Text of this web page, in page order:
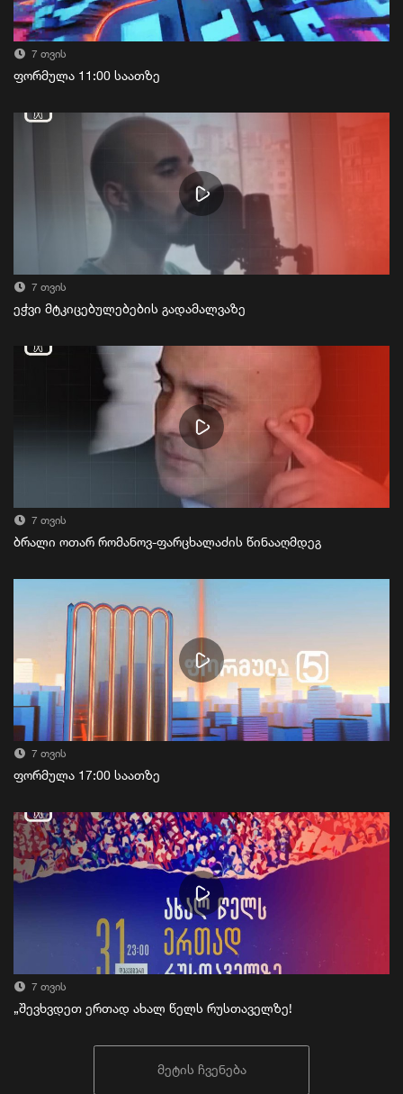
7 თვის
ფორმულა 11:00 საათზე
7 თვის
ეჭვი მტკიცებულებების გადამალვაზე
7 თვის
ბრალი ოთარ რომანოვ-ფარცხალაძის წინააღმდეგ
7 თვის
ფორმულა 17:00 საათზე
7 თვის
„შევხვდეთ ერთად ახალ წელს რუსთაველზე!
მეტის ჩვენება